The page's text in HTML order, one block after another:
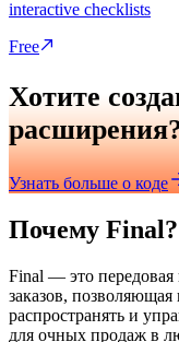
interactive checklists
Free
Хотите
Узнать больше о коде
Почему Final?
Final — это передовая
заказов, позволяющая
распространять и
для очных продаж в